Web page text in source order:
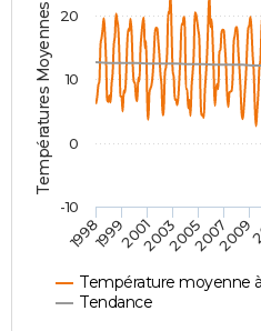
Destinations
City break
Voyage nature
Voyage de noces
Forum
Climat
PHOTO
GUIDES D'ACHAT
BONS PLANS
CARTE DE VOEUX
Carte de Noël
Carte Bonne année
Carte Saint-Valentin
Carte Pâques
Carte d'anniversaire
DICTIONNAIRE
Dictionnaire
Biographies
Citations
Expressions
Proverbes
PROGRAMME TV
COPAINS D'AVANT
Températures Moyennes ( °C )
Température moyenne
Tendance
1998199920012003200520072009
-10
0
10
20